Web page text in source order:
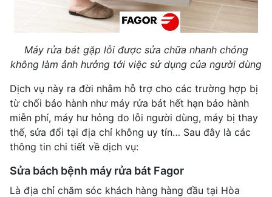
Máy rửa bát gặp lỗi được sửa chữa nhanh chóng
không làm ảnh hưởng tới việc sử dụng của người dùng
Dịch vụ này ra đời nhằm hỗ trợ cho các trường hợp bị
từ chối bảo hành như máy rửa bát hết hạn bảo hành
miễn phí, máy hư hỏng do lỗi người dùng, máy bị thay
thế, sửa đổi tại địa chỉ không uy tín… Sau đây là các
thông tin chi tiết về dịch vụ:
Sửa bách bệnh máy rửa bát Fagor
Là địa chỉ chăm sóc khách hàng hàng đầu tại Hòa